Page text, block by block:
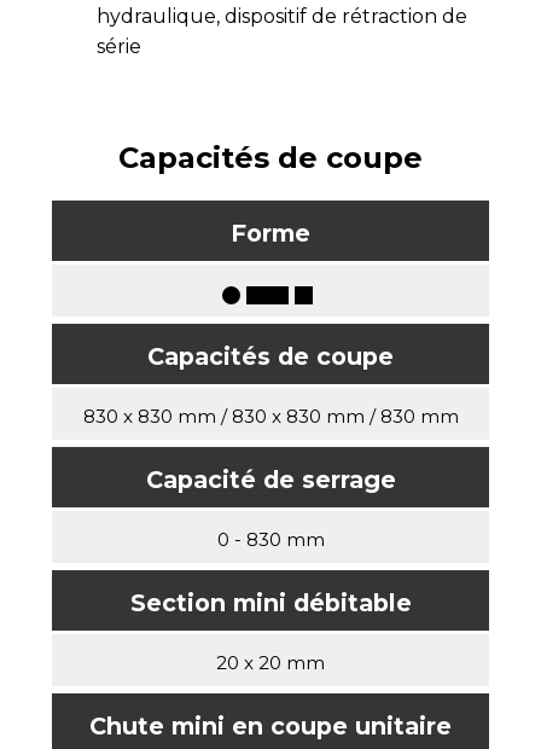
hydraulique, dispositif de rétraction de
série
Capacités de coupe
Forme
Capacités de coupe
830 x 830 mm / 830 x 830 mm / 830 mm
Capacité de serrage
0 - 830 mm
Section mini débitable
20 x 20 mm
Chute mini en coupe unitaire